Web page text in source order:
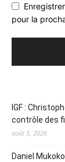
pour la
IGF :
contrôle des
août 5, 2026
Daniel